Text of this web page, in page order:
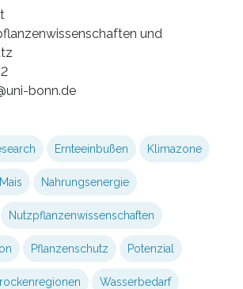
und
bonn.de
Ernteeinbußen Klimazone
Mais Nahrungsenergie
Nutzpflanzenwissenschaften
Pflanzenschutz Potenzial
Wasserbedarf